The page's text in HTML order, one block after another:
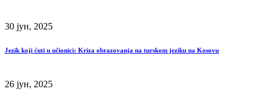
30 јун, 2025
Jezik koji ćuti u učionici: Kriza obrazovanja na turskom jeziku na Kosovu
26 јун, 2025